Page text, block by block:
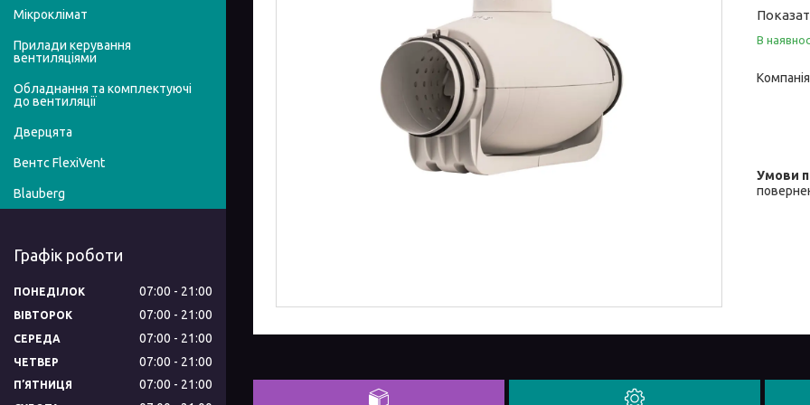
В
Мікроклімат
Прилади керування
вентиляціями
Обладнання та комплектуючі
до вентиляції
Дверцята
Вентс FlexiVent
Blauberg
Графік роботи
ПОНЕДІЛОК 07:00 21:00
ВІВТОРОК 07:00 21:00
СЕРЕДА 07:00 21:00
ЧЕТВЕР 07:00 21:00
ПʼЯТНИЦЯ 07:00 21:00